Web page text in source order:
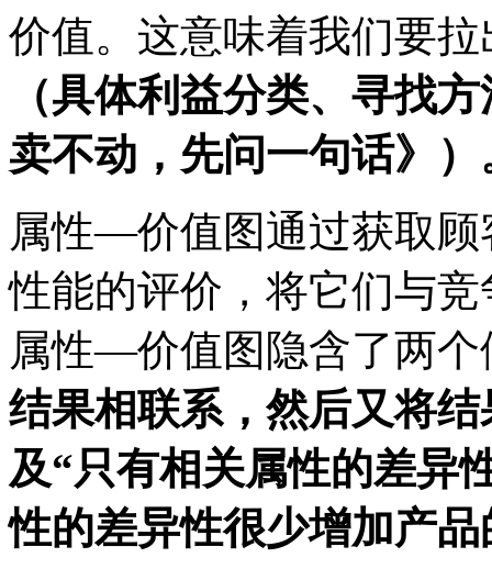
价值。 这意味着我们要
（具体利益分类、寻找
卖不动，先问一句话》）
属性—价值图通过获取顾
性能的评价，将它们与
属性—价值图隐含了两个
结果相联系，然后又将
及“只有相关属性的差异
性的差异性很少增加产